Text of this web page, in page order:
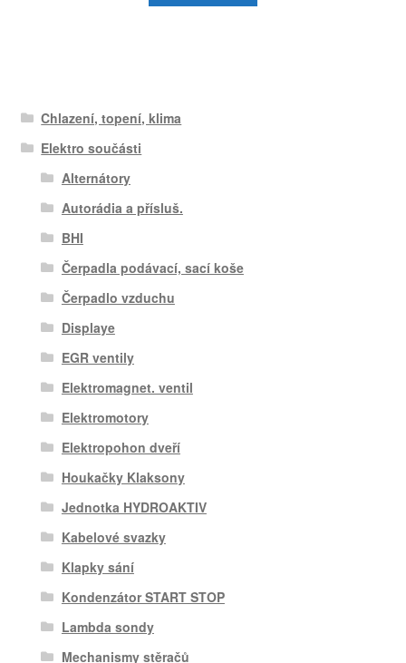
Chlazení, topení, klima
Elektro součásti
Alternátory
Autorádia a přísluš.
BHI
Čerpadla podávací, sací koše
Čerpadlo vzduchu
Displaye
EGR ventily
Elektromagnet. ventil
Elektromotory
Elektropohon dveří
Houkačky Klaksony
Jednotka HYDROAKTIV
Kabelové svazky
Klapky sání
Kondenzátor START STOP
Lambda sondy
Mechanismy stěračů